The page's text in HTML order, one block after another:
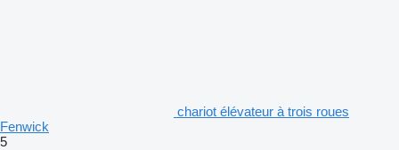
chariot élévateur à trois roues
Fenwick
5